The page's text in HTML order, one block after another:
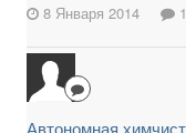
8 Января 2014
Автономная